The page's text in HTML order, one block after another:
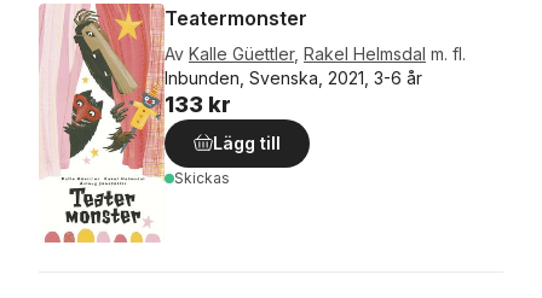
Teatermonster
Av Kalle Güettler, Rakel Helmsdal m. fl.
Inbunden, Svenska, 2021, 3-6 år
133 kr
Lägg till
Skickas